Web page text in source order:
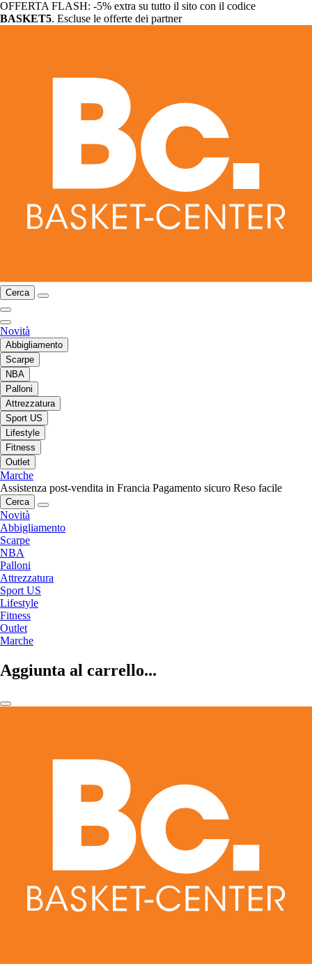
OFFERTA FLASH: -5% extra su tutto il sito con il codice
BASKET5. Escluse le offerte dei partner
Cerca
Novità
Abbigliamento
Scarpe
NBA
Palloni
Attrezzatura
Sport US
Lifestyle
Fitness
Outlet
Marche
Assistenza post-vendita in Francia Pagamento sicuro Reso facile
Cerca
Novità
Abbigliamento
Scarpe
NBA
Palloni
Attrezzatura
Sport US
Lifestyle
Fitness
Outlet
Marche
Aggiunta al carrello...